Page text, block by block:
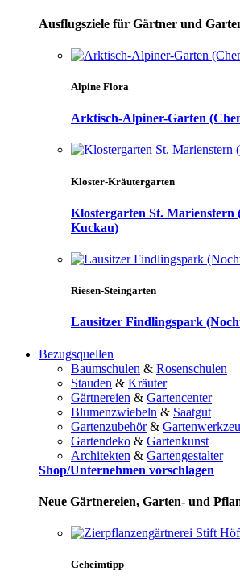
Ausflugsziele für Gärtner und
Alpine Flora
Arktisch-Alpiner-Garten
Kloster-Kräutergarten
Klostergarten St. Marienstern
Kuckau)
Riesen-Steingarten
Lausitzer Findlingspark
Bezugsquellen
Baumschulen & Rosenschulen
Stauden & Kräuter
Gärtnereien & Gartencenter
Blumenzwiebeln & Saatgut
Gartenzubehör&
Gartendeko & Gartenkunst
Architekten & Gartengestalter
Shop/Unternehmen vorschlagen
Neue Gärtnereien, Garten- und
Geheimtipp